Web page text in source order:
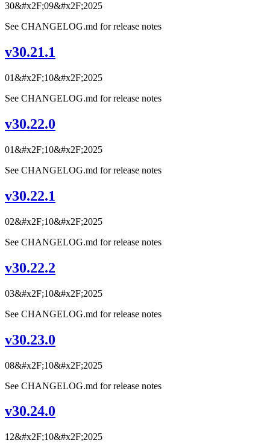
30&#x2F;09&#x2F;2025
See CHANGELOG.md for release notes
v30.21.1
01&#x2F;10&#x2F;2025
See CHANGELOG.md for release notes
v30.22.0
01&#x2F;10&#x2F;2025
See CHANGELOG.md for release notes
v30.22.1
02&#x2F;10&#x2F;2025
See CHANGELOG.md for release notes
v30.22.2
03&#x2F;10&#x2F;2025
See CHANGELOG.md for release notes
v30.23.0
08&#x2F;10&#x2F;2025
See CHANGELOG.md for release notes
v30.24.0
12&#x2F;10&#x2F;2025